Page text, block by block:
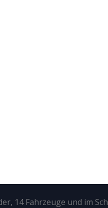
14 Fahrzeuge und im